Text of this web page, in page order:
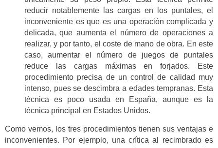
reducir notablemente las cargas en los puntales, el
inconveniente es que es una operación complicada y
delicada, que aumenta el número de operaciones a
realizar, y por tanto, el coste de mano de obra. En este
caso, aumentar el número de juegos de puntales
reduce las cargas máximas en forjados. Este
procedimiento precisa de un control de calidad muy
intenso, pues se descimbra a edades tempranas. Esta
técnica es poco usada en España, aunque es la
técnica principal en Estados Unidos.
Como vemos, los tres procedimientos tienen sus ventajas e
inconvenientes. Por ejemplo, una crítica al recimbrado es